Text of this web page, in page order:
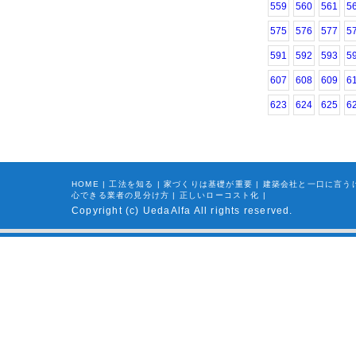
559 560 561
575 576 577
591 592 593
607 608 609
623 624 625
HOME | 工法を知る | 家づくりは基礎が重要 |
建築会社と一口に言う
心できる業者の見分け方 | 正しいローコスト化 |
Copyright (c) UedaAlfa All rights reserved.